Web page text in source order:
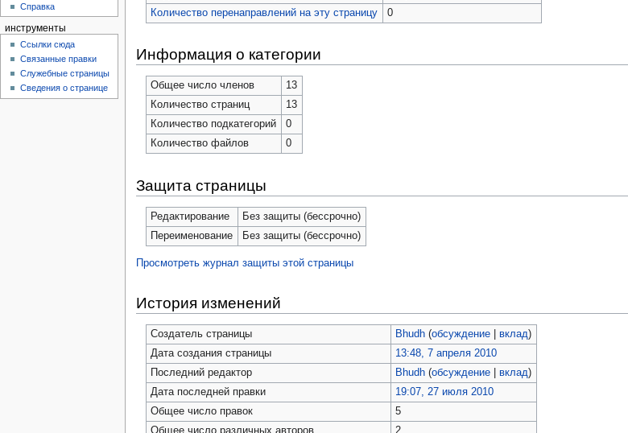
Количество перенаправлений на эту страницу
0
Информация о категории
Общее число членов
13
Количество страниц
13
Количество подкатегорий
0
Количество файлов
0
Защита страницы
Редактирование
Без защиты (бессрочно)
Переименование
Без защиты (бессрочно)
Просмотреть журнал защиты этой страницы
История изменений
Создатель страницы Bhudh (обсуждение |вклад)
Дата создания страницы
13:48, 7 апреля 2010
Последний редактор
Bhudh (обсуждение |вклад)
Дата последней правки
19:07, 27 июля 2010
Общее число правок
5
Общее число различных авторов
2
Справка
инструменты
Ссылки сюда
Связанные правки
Служебные страницы
Сведения о странице